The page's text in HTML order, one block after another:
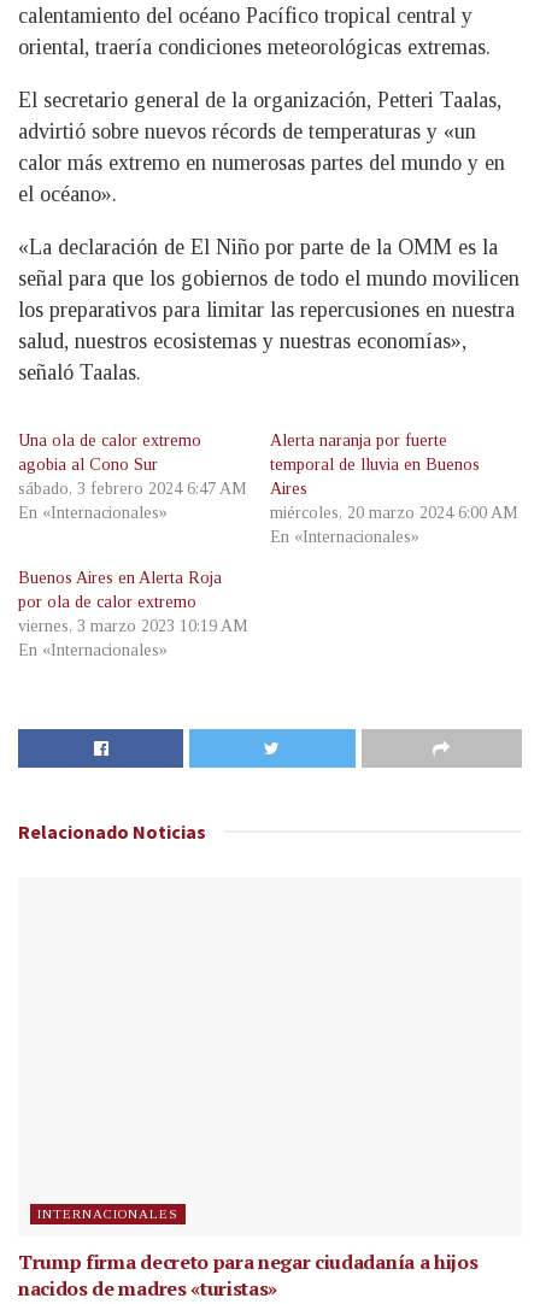
calentamiento del océano Pacífico tropical central y
oriental, traería condiciones meteorológicas extremas.
El secretario general de la organización, Petteri Taalas,
advirtió sobre nuevos récords de temperaturas y «un
calor más extremo en numerosas partes del mundo y en
el océano».
«La declaración de El Niño por parte de la OMM es la
señal para que los gobiernos de todo el mundo movilicen
los preparativos para limitar las repercusiones en nuestra
salud, nuestros ecosistemas y nuestras economías»,
señaló Taalas.
Una ola de calor extremo
agobia al Cono Sur
sábado, 3 febrero 2024 6:47 AM
En «Internacionales»
Alerta naranja por fuerte
temporal de lluvia en Buenos
Aires
miércoles, 20 marzo 2024 6:00 AM
En «Internacionales»
Buenos Aires en Alerta Roja
por ola de calor extremo
viernes, 3 marzo 2023 10:19 AM
En «Internacionales»
Relacionado Noticias
INTERNACIONALES
Trump firma decreto para negar ciudadanía a hijos
nacidos de madres «turistas»